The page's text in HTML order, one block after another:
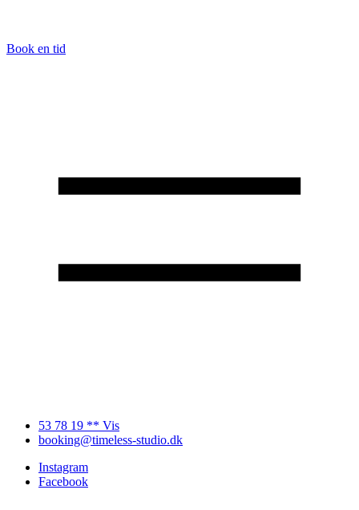
Book en tid
53 78 19 ** Vis
booking@timeless-studio.dk
Instagram
Facebook